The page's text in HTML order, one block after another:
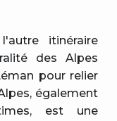
itinéraire
des Alpes
pour relier
également
est une